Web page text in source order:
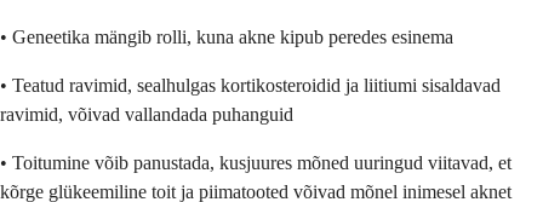
• Geneetika mängib rolli, kuna akne kipub peredes esinema
• Teatud ravimid, sealhulgas kortikosteroidid ja liitiumi sisaldavad
ravimid, võivad vallandada puhanguid
• Toitumine võib panustada, kusjuures mõned uuringud viitavad, et
kõrge glükeemiline toit ja piimatooted võivad mõnel inimesel aknet